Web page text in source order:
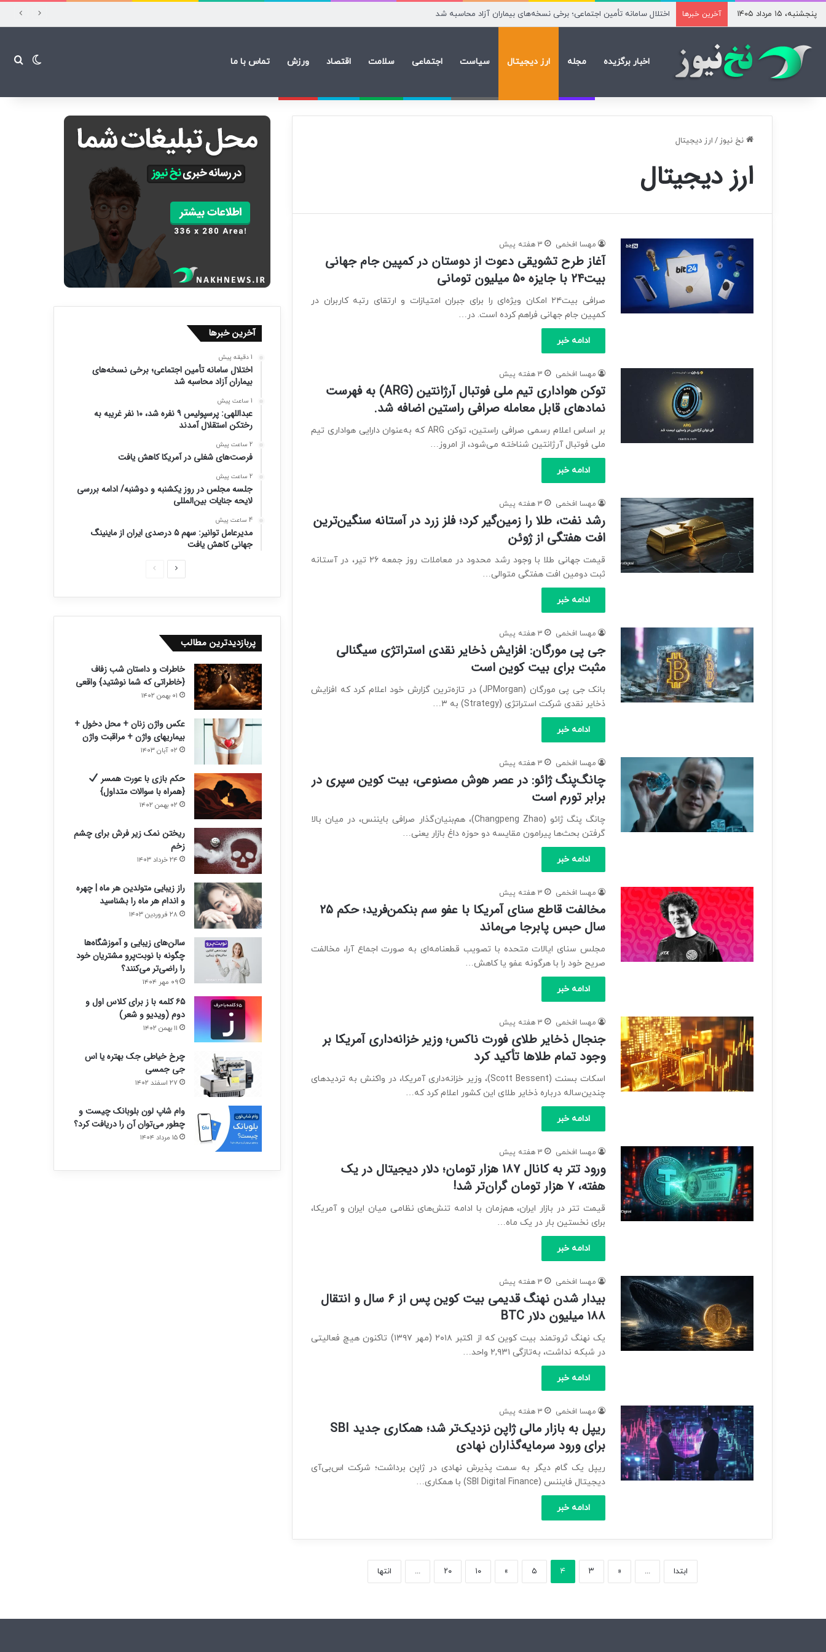
پنجشنبه، ۱۵ مرداد ۱۴۰۵ آخرین خبرها عبداللهی: پرسپولیس ۹ نفره شد، ۱۰ نفر غریبه به رختکن استقلال آمدند
اخبار برگزیده مجله ارز دیجیتال سیاست اجتماعی سلامت اقتصاد ورزش تماس با ما تغییر
نخ نیوز / ارز دیجیتال
ارز دیجیتال
مهسا افخمی 3 هفته پیش
آغاز طرح تشویقی دعوت از دوستان در کمپین جام جهانی
بیت۲۴ با جایزه ۵۰ میلیون تومانی
صرافی بیت۲۴ امکان ویژه‌ای را برای جبران امتیازات و ارتقای رتبه کاربران در
کمپین جام جهانی فراهم کرده است. در…
ادامه خبر
مهسا افخمی 3 هفته پیش
توکن هواداری تیم ملی فوتبال آرژانتین (ARG) به فهرست
نمادهای قابل معامله صرافی راستین اضافه شد.
بر اساس اعلام رسمی صرافی راستین، توکن ARG که به‌عنوان دارایی هواداری تیم
ملی فوتبال آرژانتین شناخته می‌شود، از امروز…
ادامه خبر
مهسا افخمی 3 هفته پیش
رشد نفت، طلا را زمین‌گیر کرد؛ فلز زرد در آستانه سنگین‌ترین
افت هفتگی از ژوئن
قیمت جهانی طلا با وجود رشد محدود در معاملات روز جمعه ۲۶ تیر، در آستانه
ثبت دومین افت هفتگی متوالی…
ادامه خبر
مهسا افخمی 3 هفته پیش
جی پی مورگان: افزایش ذخایر نقدی استراتژی سیگنالی
مثبت برای بیت کوین است
بانک جی پی مورگان (JPMorgan) در تازه‌ترین گزارش خود اعلام کرد که افزایش
ذخایر نقدی شرکت استراتژی (Strategy) به ۳…
ادامه خبر
مهسا افخمی 3 هفته پیش
چانگ‌پنگ ژائو: در عصر هوش مصنوعی، بیت کوین سپری در
برابر تورم است
چانگ پنگ ژائو (Changpeng Zhao)، هم‌بنیان‌گذار صرافی بایننس، در میان بالا
گرفتن بحث‌ها پیرامون مقایسه دو حوزه داغ بازار یعنی…
ادامه خبر
مهسا افخمی 3 هفته پیش
مخالفت قاطع سنای آمریکا با عفو سم بنکمن‌فرید؛ حکم ۲۵
سال حبس پابرجا می‌ماند
مجلس سنای ایالات متحده با تصویب قطعنامه‌ای به صورت اجماع آرا، مخالفت
صریح خود را با هرگونه عفو یا کاهش…
ادامه خبر
مهسا افخمی 3 هفته پیش
جنجال ذخایر طلای فورت ناکس؛ وزیر خزانه‌داری آمریکا بر
وجود تمام طلاها تأکید کرد
اسکات بسنت (Scott Bessent)، وزیر خزانه‌داری آمریکا، در واکنش به تردیدهای
چندین‌ساله درباره ذخایر طلای این کشور اعلام کرد که…
ادامه خبر
مهسا افخمی 3 هفته پیش
ورود تتر به کانال ۱۸۷ هزار تومان؛ دلار دیجیتال در یک
هفته، ۷ هزار تومان گران‌تر شد!
قیمت تتر در بازار ایران، هم‌زمان با ادامه تنش‌های نظامی میان ایران و آمریکا،
برای نخستین بار در یک ماه…
ادامه خبر
مهسا افخمی 3 هفته پیش
بیدار شدن نهنگ قدیمی بیت کوین پس از ۶ سال و انتقال
۱۸۸ میلیون دلار BTC
یک نهنگ ثروتمند بیت کوین که از اکتبر ۲۰۱۸ (مهر ۱۳۹۷) تاکنون هیچ فعالیتی
در شبکه نداشت، به‌تازگی ۲,۹۳۱ واحد…
ادامه خبر
مهسا افخمی 3 هفته پیش
ریپل به بازار مالی ژاپن نزدیک‌تر شد؛ همکاری جدید SBI
برای ورود سرمایه‌گذاران نهادی
ریپل یک گام دیگر به سمت پذیرش نهادی در ژاپن برداشت؛ شرکت اس‌بی‌آی
دیجیتال فایننس (SBI Digital Finance) با همکاری…
ادامه خبر
ابتدا ...
« ۳ ۴ ۵ » ۱۰ ۲۰ ... انتها
آخرین خبرها
1 دقیقه پیش
اختلال سامانه تأمین اجتماعی؛ برخی نسخه‌های
بیماران آزاد محاسبه شد
1 ساعت پیش
عبداللهی: پرسپولیس ۹ نفره شد، ۱۰ نفر غریبه به
رختکن استقلال آمدند
2 ساعت پیش
فرصت‌های شغلی در آمریکا کاهش یافت
2 ساعت پیش
جلسه مجلس در روز یکشنبه و دوشنبه/ ادامه بررسی
لایحه جنایات بین‌المللی
4 ساعت پیش
مدیرعامل توانیر: سهم ۵ درصدی ایران از ماینینگ
جهانی کاهش یافت
ص
ل
ب
د
پربازدیدترین مطالب
خاطرات و داستان شب زفاف
{خاطراتی که شما نوشتید} واقعی
۰۱ بهمن ۱۴۰۲
عکس واژن زنان + محل دخول +
بیماریهای واژن + مراقبت واژن
۰۲ آبان ۱۴۰۳
حکم بازی با عورت همسر
{همراه با سوالات متداول}
۰۲ بهمن ۱۴۰۲
ریختن نمک زیر فرش برای چشم
زخم
۲۴ خرداد ۱۴۰۳
راز زیبایی متولدین هر ماه | چهره
و اندام هر ماه را بشناسید
۲۸ فروردین ۱۴۰۳
سالن‌های زیبایی و آموزشگاه‌ها
چگونه با نوبت‌پرو مشتریان خود
را راضی‌تر می‌کنند؟
۰۹ مهر ۱۴۰۴
۶۵ کلمه با ز برای کلاس اول و
دوم (ویدیو و شعر)
۱۱ بهمن ۱۴۰۲
چرخ خیاطی جک بهتره یا اس
جی جمسی
۲۷ اسفند ۱۴۰۲
وام شاپ لون بلوبانک چیست و
چطور می‌توان آن را دریافت کرد؟
۱۵ مرداد ۱۴۰۴